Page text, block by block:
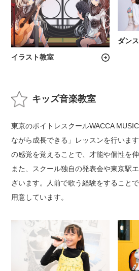
イラスト教室
ダン
キッズ音楽教室
東京のボイトレスクールWACCA
ながら成長できる」レッスンを行いま
の感覚を覚えることで、才能や個性を伸
また、スクール独自の発表会や東京駅
ざいます。人前で歌う経験をすること
用意しています。